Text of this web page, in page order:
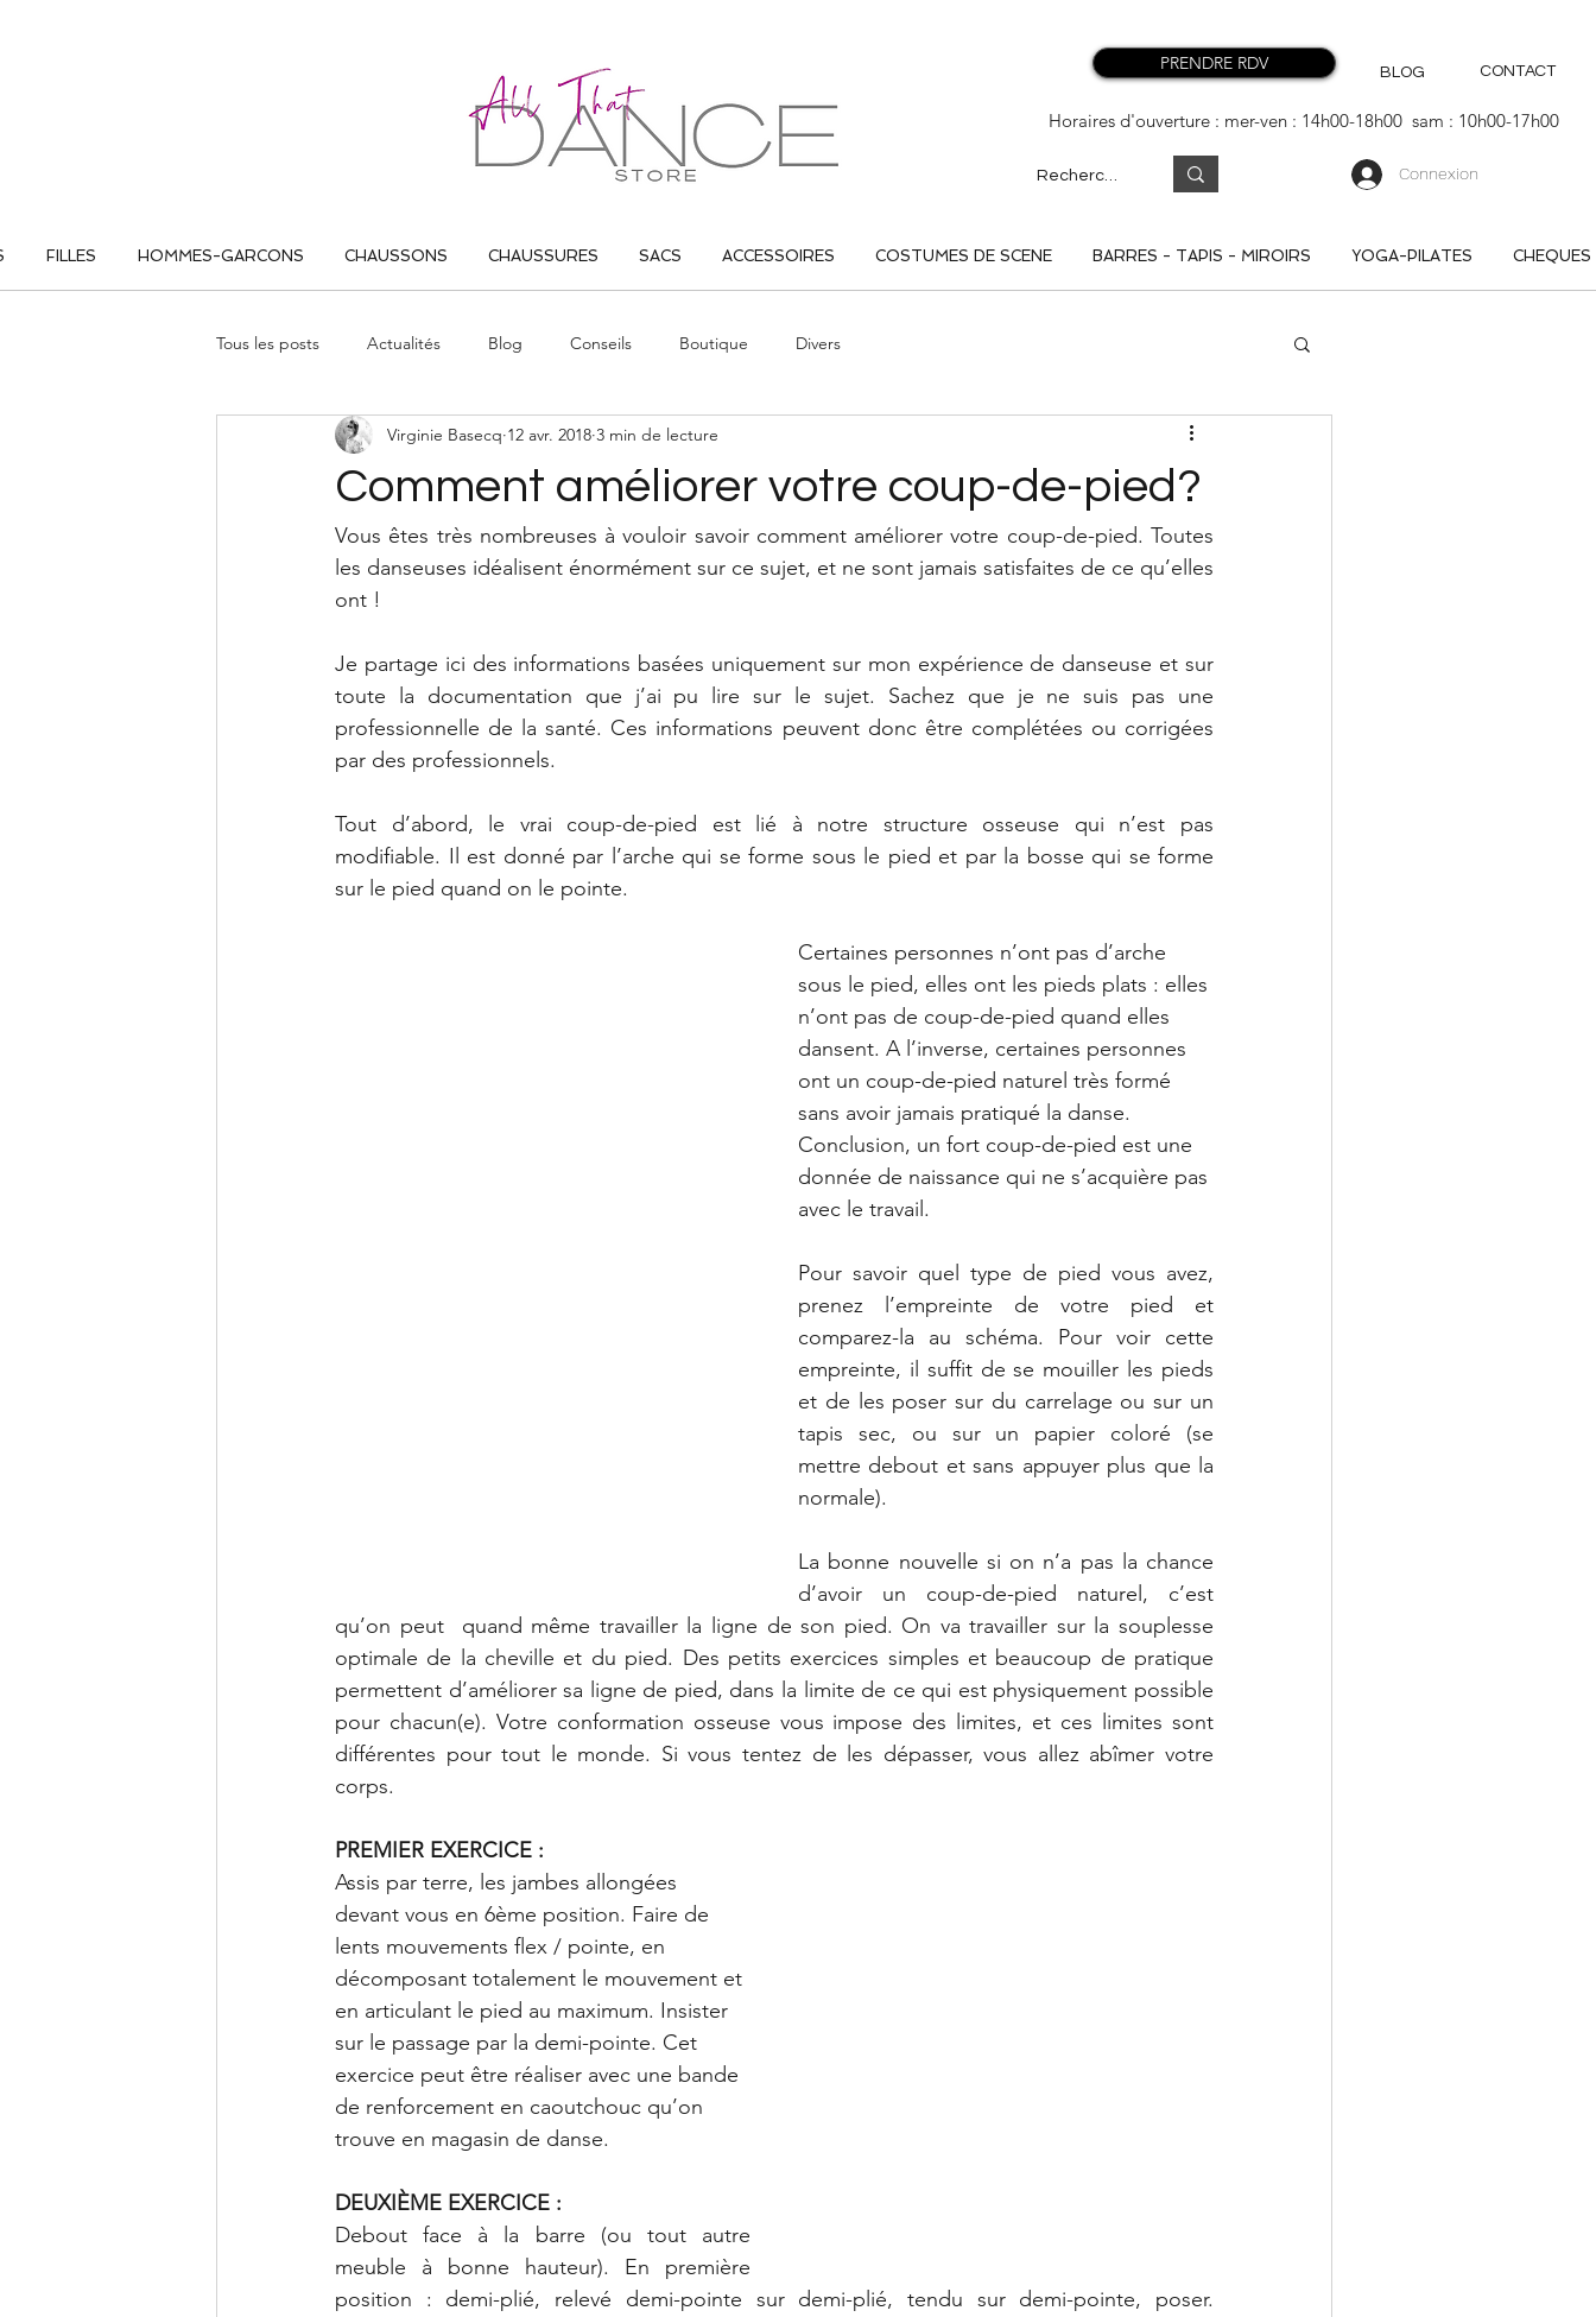
PRENDRE RDV BLOG CONTACT
Horaires d'ouverture : mer-ven : 14h00-18h00 sam : 10h00-17h00
Connexion
FILLES HOMMES-GARCONS CHAUSSONS CHAUSSURES SACS ACCESSOIRES COSTUMES DE SCENE BARRES - TAPIS - MIROIRS YOGA-PILATES CHEQUES
Tous les posts Actualités Blog Conseils Boutique Divers
Comment améliorer votre coup-de-pied?
Virginie Basecq 12 avr. 2018 3 min de lecture
Vous êtes très nombreuses à vouloir savoir comment améliorer votre coup-de-pied. Toutes
les danseuses idéalisent énormément sur ce sujet, et ne sont jamais satisfaites de ce qu’elles
ont !
Je partage ici des informations basées uniquement sur mon expérience de danseuse et sur
toute la documentation que j’ai pu lire sur le sujet. Sachez que je ne suis pas une
professionnelle de la santé. Ces informations peuvent donc être complétées ou corrigées
par des professionnels.
Tout d’abord, le vrai coup-de-pied est lié à notre structure osseuse qui n’est pas
modifiable. Il est donné par l’arche qui se forme sous le pied et par la bosse qui se forme
sur le pied quand on le pointe.
Certaines personnes n’ont pas d’arche
sous le pied, elles ont les pieds plats : elles
n’ont pas de coup-de-pied quand elles
dansent. A l’inverse, certaines personnes
ont un coup-de-pied naturel très formé
sans avoir jamais pratiqué la danse.
Conclusion, un fort coup-de-pied est une
donnée de naissance qui ne s’acquière pas
avec le travail.
Pour savoir quel type de pied vous avez,
prenez l’empreinte de votre pied et
comparez-la au schéma. Pour voir cette
empreinte, il suffit de se mouiller les pieds
et de les poser sur du carrelage ou sur un
tapis sec, ou sur un papier coloré (se
mettre debout et sans appuyer plus que la
normale).
La bonne nouvelle si on n’a pas la chance
d’avoir un coup-de-pied naturel, c’est
qu’on peut  quand même travailler la ligne de son pied. On va travailler sur la souplesse
optimale de la cheville et du pied. Des petits exercices simples et beaucoup de pratique
permettent d’améliorer sa ligne de pied, dans la limite de ce qui est physiquement possible
pour chacun(e). Votre conformation osseuse vous impose des limites, et ces limites sont
différentes pour tout le monde. Si vous tentez de les dépasser, vous allez abîmer votre
corps.
PREMIER EXERCICE :
Assis par terre, les jambes allongées
devant vous en 6ème position. Faire de
lents mouvements flex / pointe, en
décomposant totalement le mouvement et
en articulant le pied au maximum. Insister
sur le passage par la demi-pointe. Cet
exercice peut être réaliser avec une bande
de renforcement en caoutchouc qu’on
trouve en magasin de danse.
DEUXIÈME EXERCICE :
Debout face à la barre (ou tout autre
meuble à bonne hauteur). En première
position : demi-plié, relevé demi-pointe sur demi-plié, tendu sur demi-pointe, poser.